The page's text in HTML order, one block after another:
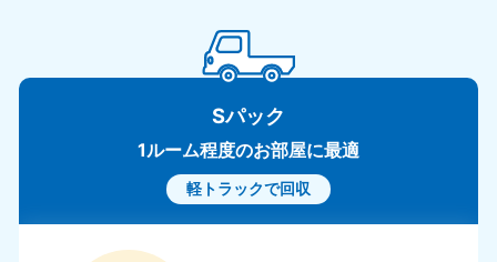
Sパック
1ルーム程度のお部屋に最適
軽トラックで回収